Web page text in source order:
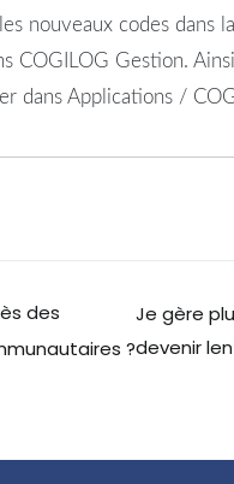
nouveaux codes
COGILOG Gestion.
dans Applications /
des
?
Je gère
devenir